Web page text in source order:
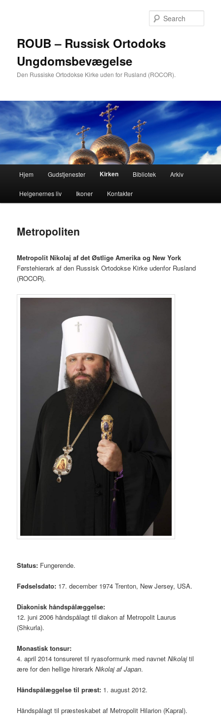
ROUB – Russisk Ortodoks
Ungdomsbevægelse
Den Russiske Ortodokse Kirke uden for Rusland (ROCOR).
Hjem Gudstjenester Kirken Bibliotek Arkiv
Helgenernes liv Ikoner Kontakter
Metropoliten
Metropolit Nikolaj af det Østlige Amerika og New York
Førstehierark af den Russisk Ortodokse Kirke udenfor Rusland
(ROCOR).
Status: Fungerende.
Fødselsdato: 17. december 1974 Trenton, New Jersey, USA.
Diakonisk håndspålæggelse:
12. juni 2006 håndspålagt til diakon af Metropolit Laurus
(Shkurla).
Monastisk tonsur:
4. april 2014 tonsureret til ryasoformunk med navnetNikolajtil
ære for den hellige hirerarkNikolaj af Japan.
Håndspålæggelse til præst: 1. august 2012.
Håndspålagt til præsteskabet af Metropolit Hilarion (Kapral).